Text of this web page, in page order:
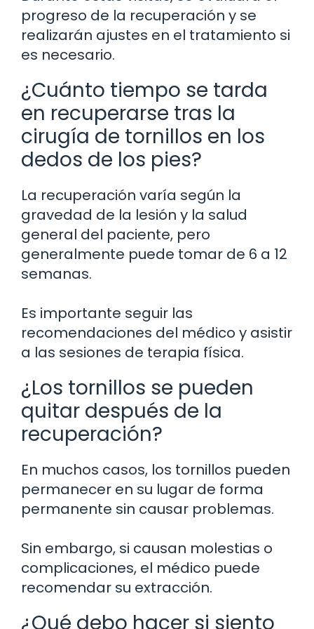
progreso de la recuperación y se
realizarán ajustes en el tratamiento si
es necesario.
¿Cuánto tiempo se tarda
en recuperarse tras la
cirugía de tornillos en los
dedos de los pies?
La recuperación varía según la
gravedad de la lesión y la salud
general del paciente, pero
generalmente puede tomar de 6 a 12
semanas.
Es importante seguir las
recomendaciones del médico y asistir
a las sesiones de terapia física.
¿Los tornillos se pueden
quitar después de la
recuperación?
En muchos casos, los tornillos pueden
permanecer en su lugar de forma
permanente sin causar problemas.
Sin embargo, si causan molestias o
complicaciones, el médico puede
recomendar su extracción.
¿Qué debo hacer si siento